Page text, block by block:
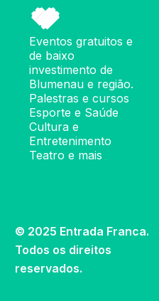
Eventos gratuitos e
de baixo
investimento de
Blumenau e região.
Palestras e cursos
Esporte e Saúde
Cultura e
Entretenimento
Teatro e mais
© 2025 Entrada Franca.
Todos os direitos
reservados.